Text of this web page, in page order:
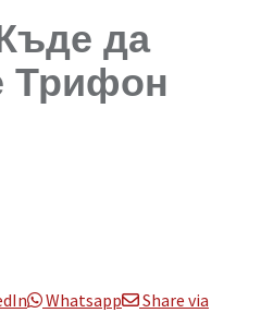
да
Трифон
Whatsapp
Share via